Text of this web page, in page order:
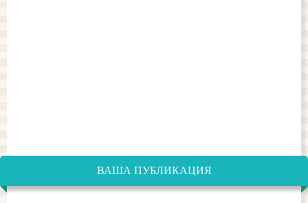
ВАША ПУБЛИКАЦИЯ